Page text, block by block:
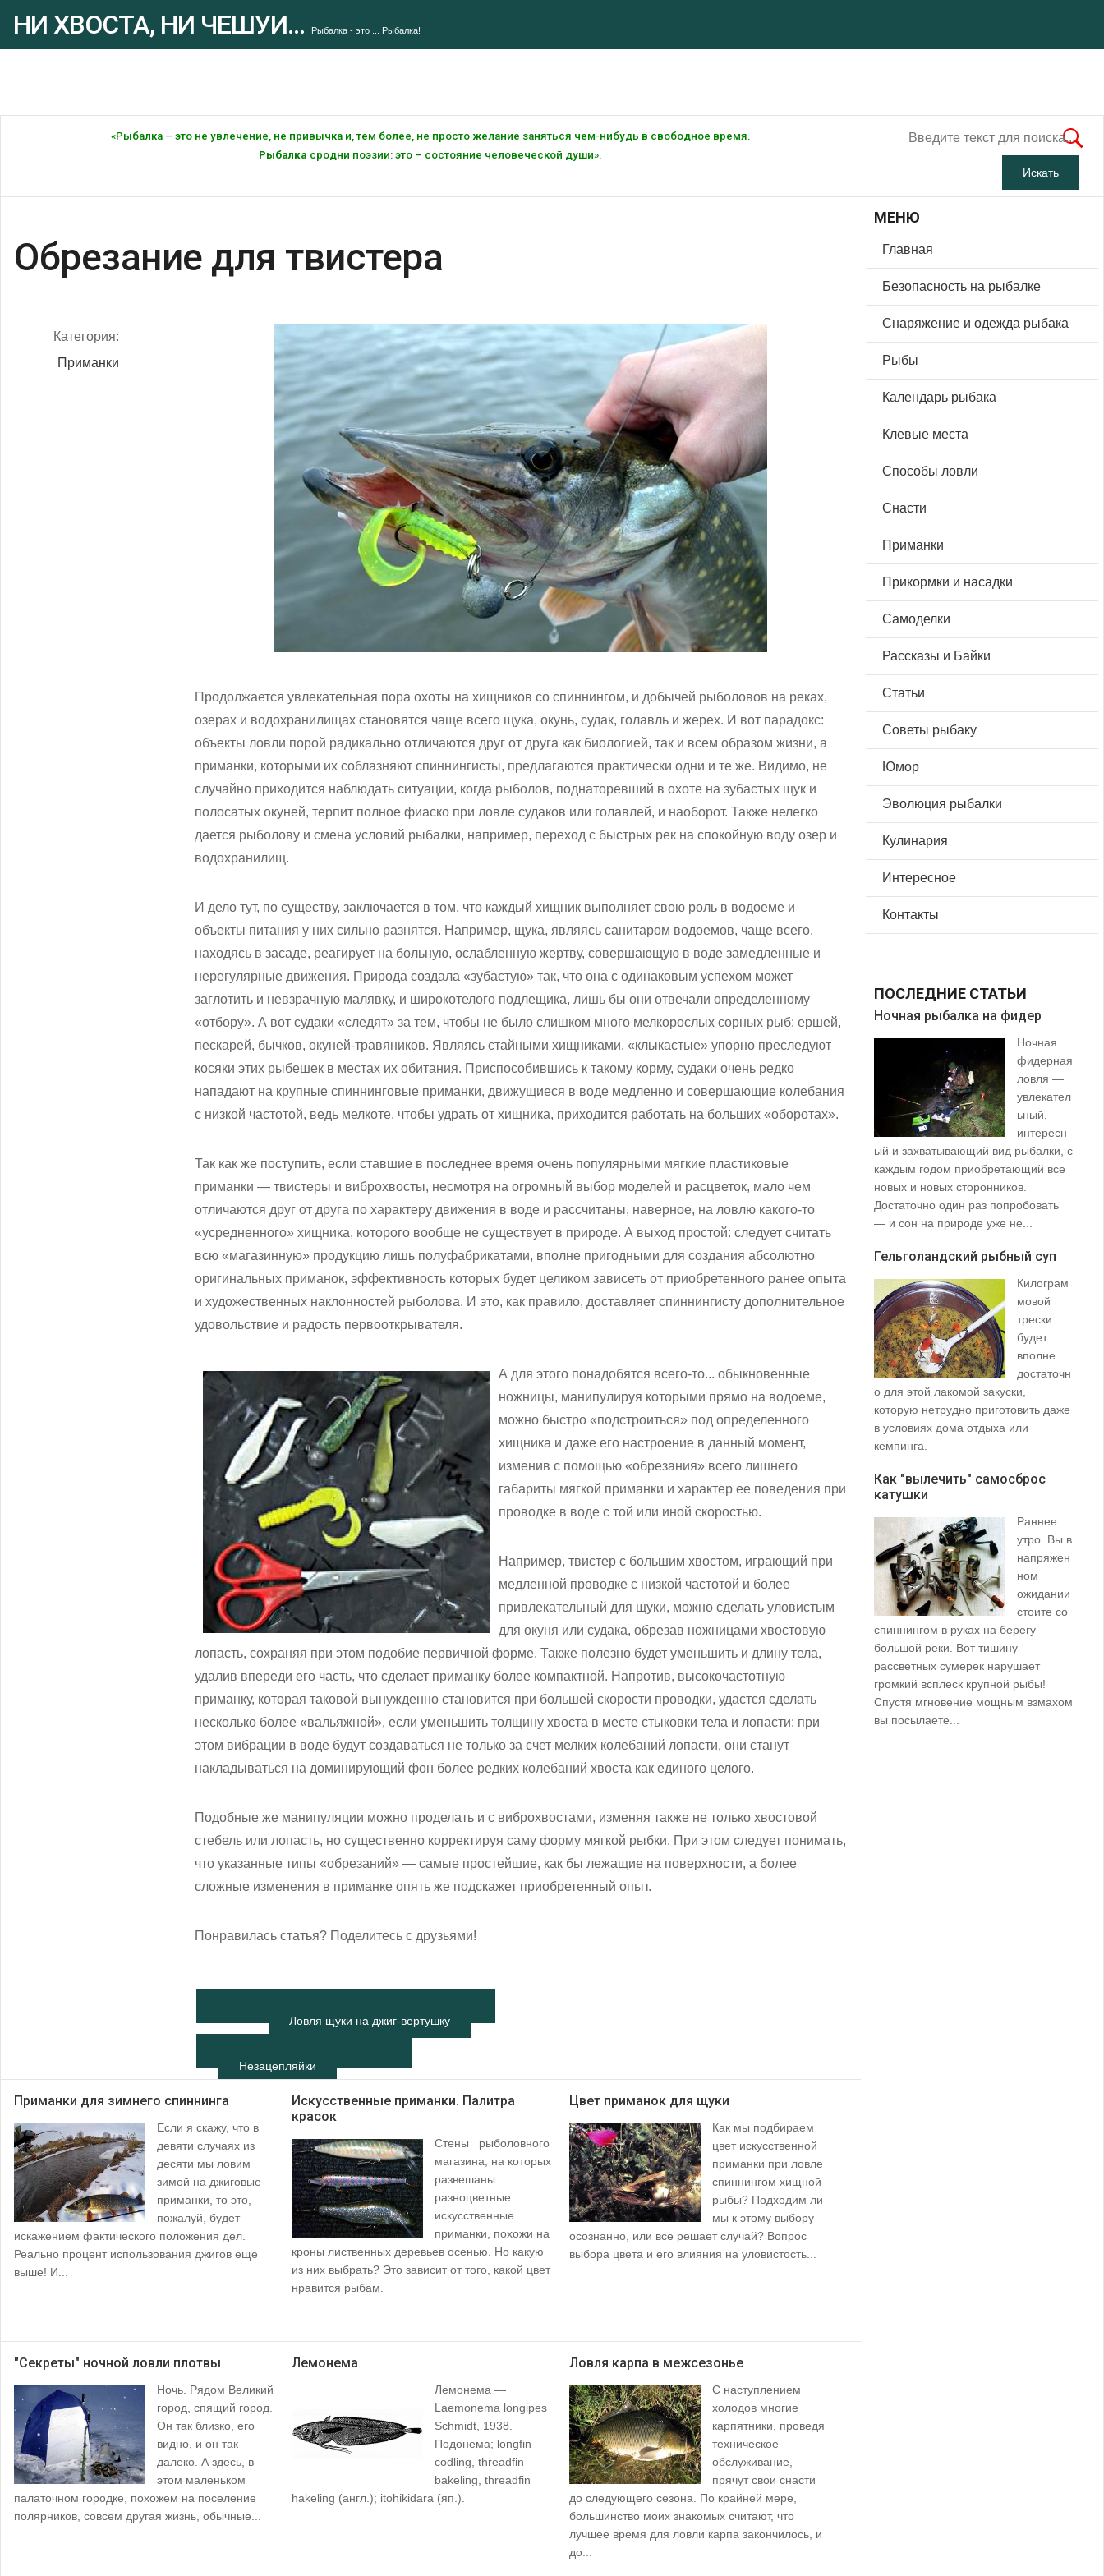
НИ ХВОСТА, НИ ЧЕШУИ... Рыбалка - это ... Рыбалка!
«Рыбалка – это не увлечение, не привычка и, тем более, не просто желание заняться чем-нибудь в свободное время.
Рыбалка сродни поэзии: это – состояние человеческой души».
Обрезание для твистера
Категория:
Приманки
Продолжается увлекательная пора охоты на хищников со спиннингом, и добычей рыболовов на реках,
озерах и водохранилищах становятся чаще всего щука, окунь, судак, голавль и жерех. И вот парадокс:
объекты ловли порой радикально отличаются друг от друга как биологией, так и всем образом жизни, а
приманки, которыми их соблазняют спиннингисты, предлагаются практически одни и те же. Видимо, не
случайно приходится наблюдать ситуации, когда рыболов, поднаторевший в охоте на зубастых щук и
полосатых окуней, терпит полное фиаско при ловле судаков или голавлей, и наоборот. Также нелегко
дается рыболову и смена условий рыбалки, например, переход с быстрых рек на спокойную воду озер и
водохранилищ.
И дело тут, по существу, заключается в том, что каждый хищник выполняет свою роль в водоеме и
объекты питания у них сильно разнятся. Например, щука, являясь санитаром водоемов, чаще всего,
находясь в засаде, реагирует на больную, ослабленную жертву, совершающую в воде замедленные и
нерегулярные движения. Природа создала «зубастую» так, что она с одинаковым успехом может
заглотить и невзрачную малявку, и широкотелого подлещика, лишь бы они отвечали определенному
«отбору». А вот судаки «следят» за тем, чтобы не было слишком много мелкорослых сорных рыб: ершей,
пескарей, бычков, окуней-травяников. Являясь стайными хищниками, «клыкастые» упорно преследуют
косяки этих рыбешек в местах их обитания. Приспособившись к такому корму, судаки очень редко
нападают на крупные спиннинговые приманки, движущиеся в воде медленно и совершающие колебания
с низкой частотой, ведь мелкоте, чтобы удрать от хищника, приходится работать на больших «оборотах».
Так как же поступить, если ставшие в последнее время очень популярными мягкие пластиковые
приманки — твистеры и виброхвосты, несмотря на огромный выбор моделей и расцветок, мало чем
отличаются друг от друга по характеру движения в воде и рассчитаны, наверное, на ловлю какого-то
«усредненного» хищника, которого вообще не существует в природе. А выход простой: следует считать
всю «магазинную» продукцию лишь полуфабрикатами, вполне пригодными для создания абсолютно
оригинальных приманок, эффективность которых будет целиком зависеть от приобретенного ранее опыта
и художественных наклонностей рыболова. И это, как правило, доставляет спиннингисту дополнительное
удовольствие и радость первооткрывателя.
А для этого понадобятся всего-то... обыкновенные
ножницы, манипулируя которыми прямо на водоеме,
можно быстро «подстроиться» под определенного
хищника и даже его настроение в данный момент,
изменив с помощью «обрезания» всего лишнего
габариты мягкой приманки и характер ее поведения при
проводке в воде с той или иной скоростью.
Например, твистер с большим хвостом, играющий при
медленной проводке с низкой частотой и более
привлекательный для щуки, можно сделать уловистым
для окуня или судака, обрезав ножницами хвостовую
лопасть, сохраняя при этом подобие первичной форме. Также полезно будет уменьшить и длину тела,
удалив впереди его часть, что сделает приманку более компактной. Напротив, высокочастотную
приманку, которая таковой вынужденно становится при большей скорости проводки, удастся сделать
несколько более «вальяжной», если уменьшить толщину хвоста в месте стыковки тела и лопасти: при
этом вибрации в воде будут создаваться не только за счет мелких колебаний лопасти, они станут
накладываться на доминирующий фон более редких колебаний хвоста как единого целого.
Подобные же манипуляции можно проделать и с виброхвостами, изменяя также не только хвостовой
стебель или лопасть, но существенно корректируя саму форму мягкой рыбки. При этом следует понимать,
что указанные типы «обрезаний» — самые простейшие, как бы лежащие на поверхности, а более
сложные изменения в приманке опять же подскажет приобретенный опыт.
Понравилась статья? Поделитесь с друзьями!
Ловля щуки на джиг-вертушку
Незацепляйки
Приманки для зимнего спиннинга
Если я скажу, что в
девяти случаях из
десяти мы ловим
зимой на джиговые
приманки, то это,
пожалуй, будет
искажением фактического положения дел.
Реально процент использования джигов еще
выше! И...
Искусственные приманки. Палитра
красок
Стены рыболовного
магазина, на которых
развешаны
разноцветные
искусственные
приманки, похожи на
кроны лиственных деревьев осенью. Но какую
из них выбрать? Это зависит от того, какой цвет
нравится рыбам.
Цвет приманок для щуки
Как мы подбираем
цвет искусственной
приманки при ловле
спиннингом хищной
рыбы? Подходим ли
мы к этому выбору
осознанно, или все решает случай? Вопрос
выбора цвета и его влияния на уловистость...
"Секреты" ночной ловли плотвы
Ночь. Рядом Великий
город, спящий город.
Он так близко, его
видно, и он так
далеко. А здесь, в
этом маленьком
палаточном городке, похожем на поселение
полярников, совсем другая жизнь, обычные...
Лемонема
Лемонема —
Laemonema longipes
Schmidt, 1938.
Подонема; longfin
codling, threadfin
bakeling, threadfin
hakeling (англ.); itohikidara (яп.).
Ловля карпа в межсезонье
С наступлением
холодов многие
карпятники, проведя
техническое
обслуживание,
прячут свои снасти
до следующего сезона. По крайней мере,
большинство моих знакомых считают, что
лучшее время для ловли карпа закончилось, и
до...
МЕНЮ
Главная
Безопасность на рыбалке
Снаряжение и одежда рыбака
Рыбы
Календарь рыбака
Клевые места
Способы ловли
Снасти
Приманки
Прикормки и насадки
Самоделки
Рассказы и Байки
Статьи
Советы рыбаку
Юмор
Эволюция рыбалки
Кулинария
Интересное
Контакты
ПОСЛЕДНИЕ СТАТЬИ
Ночная рыбалка на фидер
Ночная
фидерная
ловля —
увлекател
ьный,
интересн
ый и захватывающий вид рыбалки, с
каждым годом приобретающий все
новых и новых сторонников.
Достаточно один раз попробовать
— и сон на природе уже не...
Гельголандский рыбный суп
Килограм
мовой
трески
будет
вполне
достаточн
о для этой лакомой закуски,
которую нетрудно приготовить даже
в условиях дома отдыха или
кемпинга.
Как "вылечить" самосброс
катушки
Раннее
утро. Вы в
напряжен
ном
ожидании
стоите со
спиннингом в руках на берегу
большой реки. Вот тишину
рассветных сумерек нарушает
громкий всплеск крупной рыбы!
Спустя мгновение мощным взмахом
вы посылаете...